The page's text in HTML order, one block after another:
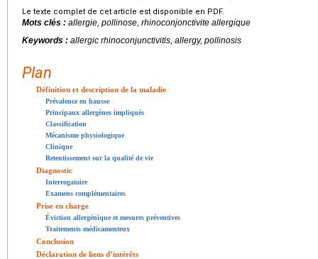
Le texte complet de cet article est disponible en PDF.
Mots clés : allergie, pollinose, rhinoconjonctivite allergique
Keywords : allergic rhinoconjunctivitis, allergy, pollinosis
Plan
Définition et description de la maladie
Prévalence en hausse
Principaux allergènes impliqués
Classification
Mécanisme physiologique
Clinique
Retentissement sur la qualité de vie
Diagnostic
Interrogatoire
Examens complémentaires
Prise en charge
Éviction allergénique et mesures préventives
Traitements médicamenteux
Conclusion
Déclaration de liens d’intérêts